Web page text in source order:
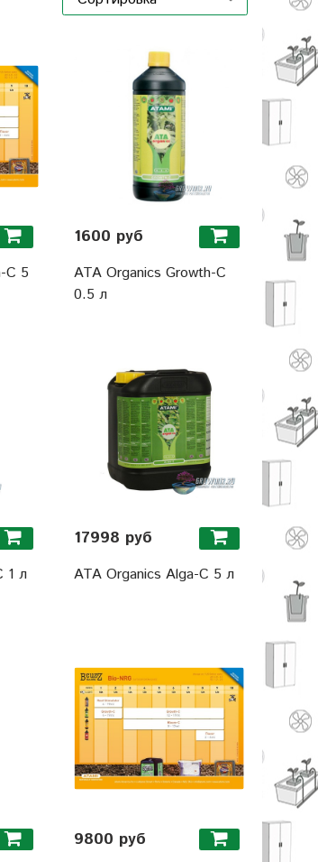
C 5
1600 руб
ATA Organics Growth-C
0.5 л
1 л
17998 руб
ATA Organics Alga-C 5 л
9800 руб